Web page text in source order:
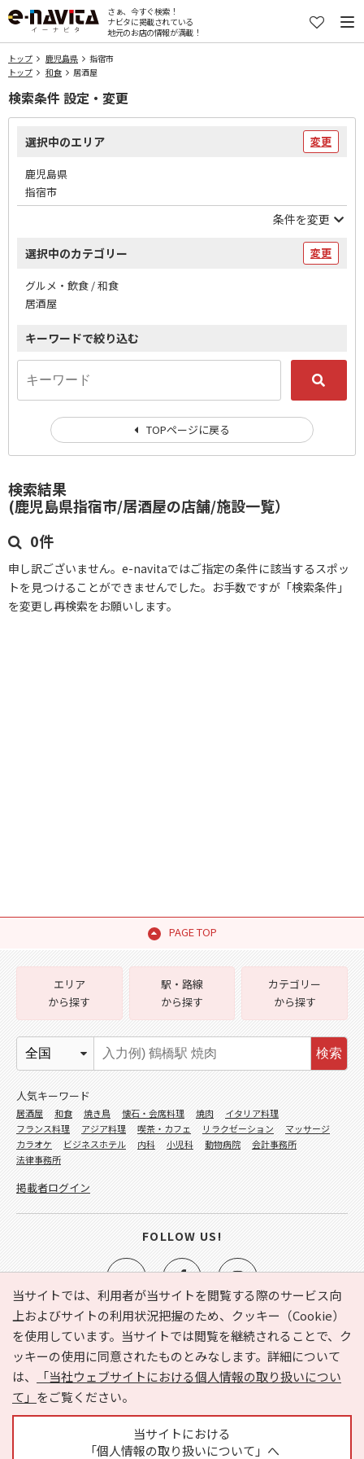
さぁ、今すぐ検索！
ナビタに掲載されている
地元のお店の情報が満載！
トップ 鹿児島県
指宿市
トップ
和食 居酒屋
検索結果
(鹿児島県指宿市/居酒屋の店舗/施設一覧）
0件
申し訳ございません。e-navitaではご指定の条件に該当するスポッ
トを見つけることができませんでした。お手数ですが「検索条件」
を変更し再検索をお願いします。
検索条件 設定・変更
選択中のエリア 変更
鹿児島県
指宿市
条件を変更
選択中のカテゴリー 変更
グルメ・飲食 / 和食
居酒屋
キーワードで絞り込む
TOPページに戻る
PAGE TOP
当サイトでは、利用者が当サイトを閲覧する際のサービス向
上およびサイトの利用状況把握のため、クッキー（Cookie）
を使用しています。当サイトでは閲覧を継続されることで、ク
ッキーの使用に同意されたものとみなします。詳細について
は、
「当社ウェブサイトにおける個人情報の取り扱いについ
て」 をご覧ください。
当サイトにおける
「個人情報の取り扱いについて」へ
e-NAVITA（イーナビタ）とは？ お気に入り
ヘルプ
利用規約
個人情報の取り扱いについて
運営会社
サイトマップ
広告掲載に関するお問い合わせ
エリア
から探す
駅・路線
から探す
カテゴリー
から探す
検索
人気キーワード
居酒屋 和食 焼き鳥 懐石・会席料理 焼肉
イタリア料理
フランス料理
アジア料理 喫茶・カフェ リラクゼーション
マッサージ
カラオケ
ビジネスホテル 内科 小児科 動物病院
会計事務所
法律事務所
掲載者ログイン
FOLLOW US!